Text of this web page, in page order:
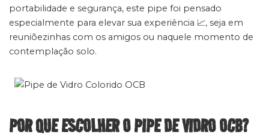
portabilidade e segurança, este pipe foi pensado
especialmente para elevar sua experiência 📈, seja em
reuniõezinhas com os amigos ou naquele momento de
contemplação solo.
POR QUE ESCOLHER O PIPE DE VIDRO OCB?